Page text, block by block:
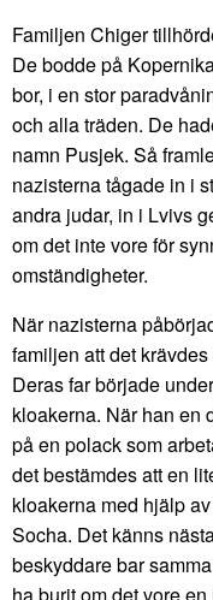
Familjen Chiger
De bodde på
bor, i en stor
och alla träden. De
namn Pusjek. Så
nazisterna tågade in i
andra judar, in i Lvivs
om det inte vore för
omständigheter.
När nazisterna
familjen att det
Deras far började
kloakerna. När han en
på en polack som
det bestämdes att en
kloakerna med hjälp
Socha. Det känns
beskyddare bar
ha burit om det vore